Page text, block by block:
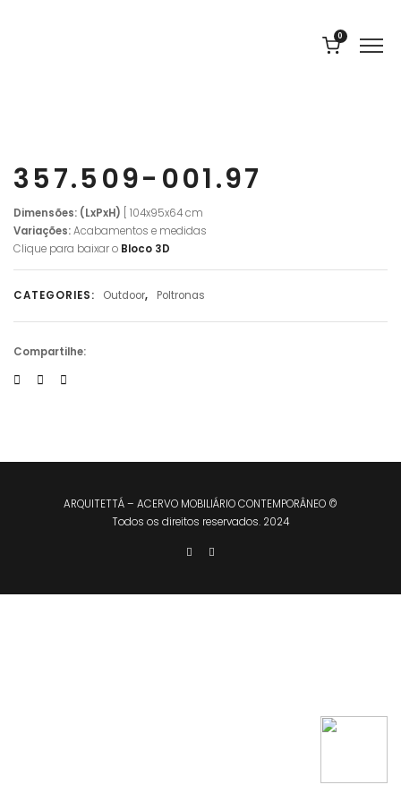
0
357.509-001.97
Dimensões: (LxPxH)
[ 104x95x64 cm
Variações:Acabamentos e medidas
Clique para baixar o Bloco 3D
CATEGORIES: Outdoor, Poltronas
Compartilhe:
ARQUITETTÁ – ACERVO MOBILIÁRIO CONTEMPORÂNEO ©
Todos os direitos reservados. 2024